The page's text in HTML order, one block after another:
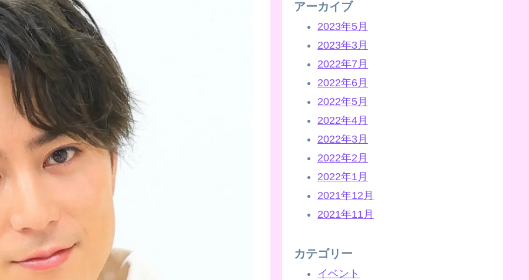
アーカイブ
2023年5月
2023年3月
2022年7月
2022年6月
2022年5月
2022年4月
2022年3月
2022年2月
2022年1月
2021年12月
2021年11月
カテゴリー
イベント